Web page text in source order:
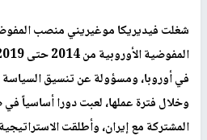
شغلت فيديريكا موغيريني منصب
وخلال فترة عملها، لعبت دورا أساسياً
المشتركة مع إيران، وأطلقت